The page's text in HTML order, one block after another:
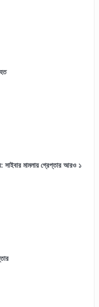
সাইবার মামলায় গ্রেপ্তার আরও ১